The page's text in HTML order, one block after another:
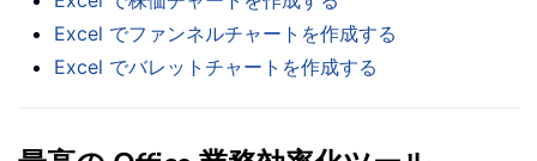
Excel でファンネルチャートを作成する
Excel でバレットチャートを作成する